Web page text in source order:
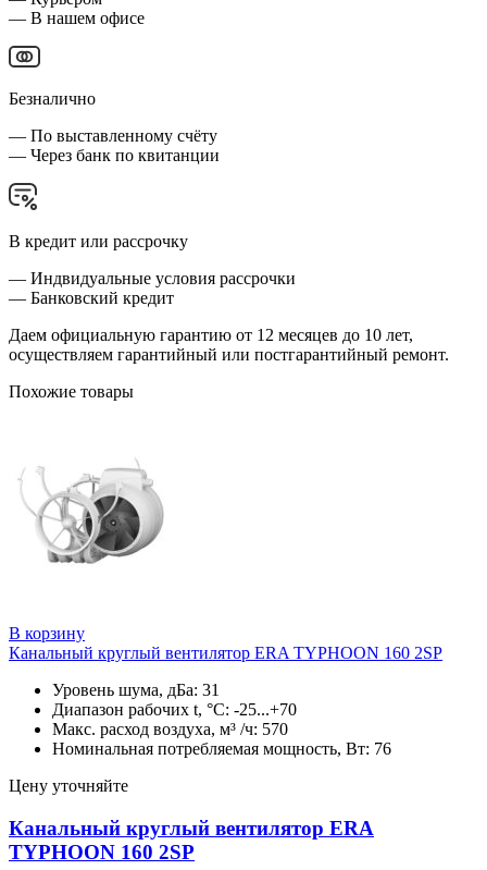
— В нашем офисе
Безналично
— По выставленному счёту
— Через банк по квитанции
В кредит или рассрочку
— Индвидуальные условия рассрочки
— Банковский кредит
Даем официальную гарантию от 12 месяцев до 10 лет,
осуществляем гарантийный или постгарантийный ремонт.
Похожие товары
В корзину
Канальный круглый вентилятор ERA TYPHOON 160 2SP
Уровень шума, дБа: 31
Диапазон рабочих t, °C: -25...+70
Макс. расход воздуха, м³ /ч: 570
Номинальная потребляемая мощность, Вт: 76
Цену уточняйте
Канальный круглый вентилятор ERA
TYPHOON 160 2SP